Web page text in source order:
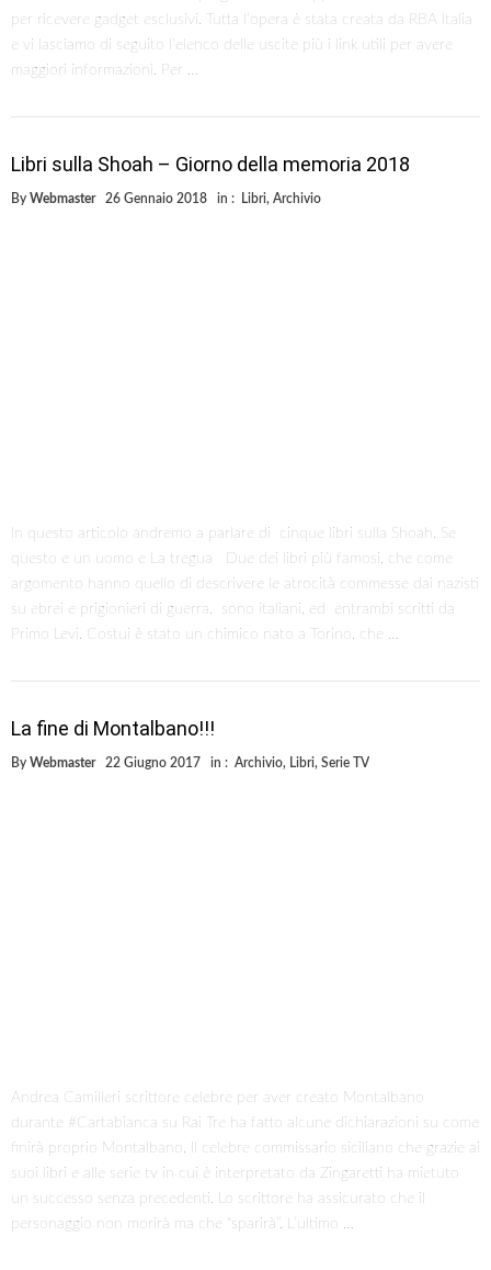
per ricevere gadget esclusivi. Tutta l’opera è stata creata da RBA Italia
e vi lasciamo di seguito l’elenco delle uscite più i link utili per avere
maggiori informazioni. Per …
Libri sulla Shoah – Giorno della memoria 2018
By Webmaster 26 Gennaio 2018 in : Libri, Archivio
In questo articolo andremo a parlare di cinque libri sulla Shoah. Se
questo e un uomo e La tregua Due dei libri più famosi, che come
argomento hanno quello di descrivere le atrocità commesse dai nazisti
su ebrei e prigionieri di guerra, sono italiani, ed entrambi scritti da
Primo Levi. Costui è stato un chimico nato a Torino, che …
La fine di Montalbano!!!
By Webmaster 22 Giugno 2017 in : Archivio, Libri, Serie TV
Andrea Camilleri scrittore celebre per aver creato Montalbano
durante #Cartabianca su Rai Tre ha fatto alcune dichiarazioni su come
finirà proprio Montalbano. Il celebre commissario siciliano che grazie ai
suoi libri e alle serie tv in cui è interpretato da Zingaretti ha mietuto
un successo senza precedenti. Lo scrittore ha assicurato che il
personaggio non morirà ma che “sparirà”. L’ultimo …